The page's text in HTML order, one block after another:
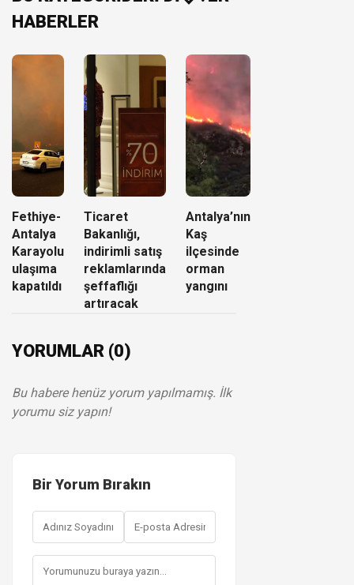
HABERLER
Fethiye-
Antalya
Karayolu
ulaşıma
kapatıldı
Ticaret
Bakanlığı,
indirimli satış
reklamlarında
şeffaflığı
artıracak
Antalya’nın
Kaş
ilçesinde
orman
yangını
YORUMLAR (0)
Bu habere henüz yorum yapılmamış. İlk
yorumu siz yapın!
Bir Yorum Bırakın